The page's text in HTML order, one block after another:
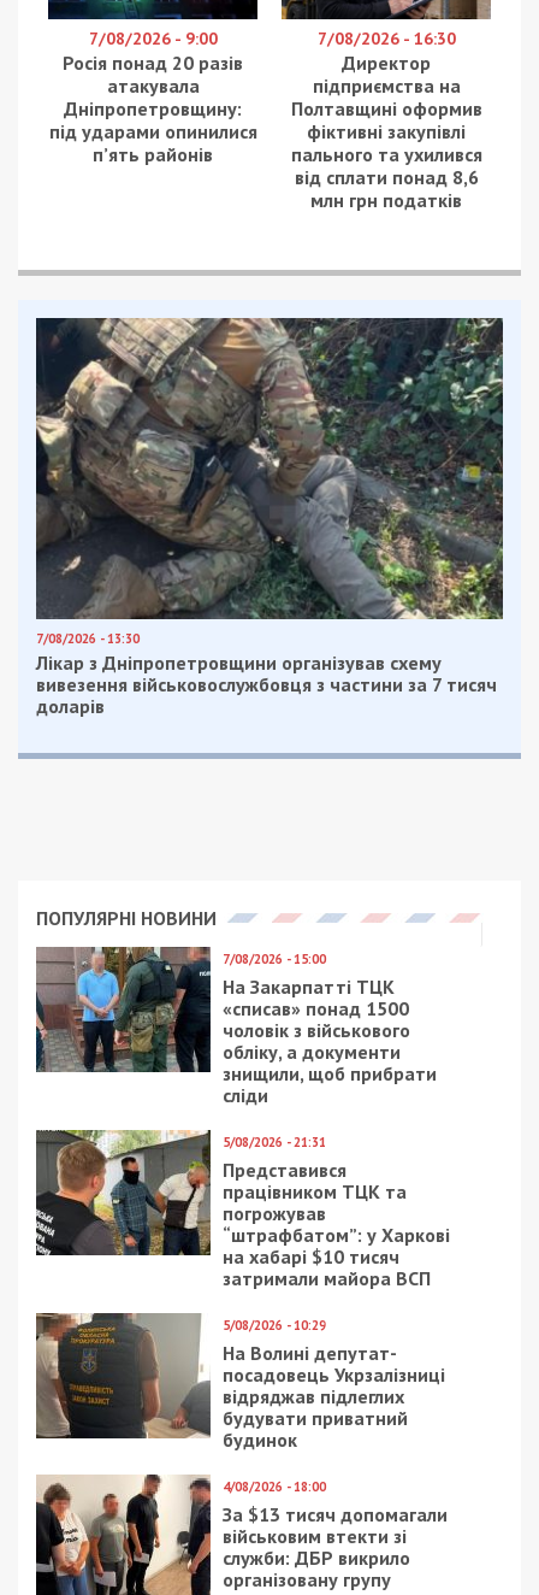
7/08/2026 - 9:00
Росія понад 20 разів
атакувала
Дніпропетровщину:
під ударами опинилися
п’ять районів
7/08/2026 - 16:30
Директор
підприємства на
Полтавщині оформив
фіктивні закупівлі
пального та ухилився
від сплати понад 8,6
млн грн податків
7/08/2026 - 13:30
Лікар з Дніпропетровщини організував схему
вивезення військовослужбовця з частини за 7 тисяч
доларів
ПОПУЛЯРНІ НОВИНИ
7/08/2026 - 15:00
На Закарпатті ТЦК
«списав» понад 1500
чоловік з військового
обліку, а документи
знищили, щоб прибрати
сліди
5/08/2026 - 21:31
Представився
працівником ТЦК та
погрожував
“штрафбатом”: у Харкові
на хабарі $10 тисяч
затримали майора ВСП
5/08/2026 - 10:29
На Волині депутат-
посадовець Укрзалізниці
відряджав підлеглих
будувати приватний
будинок
4/08/2026 - 18:00
За $13 тисяч допомагали
військовим втекти зі
служби: ДБР викрило
організовану групу